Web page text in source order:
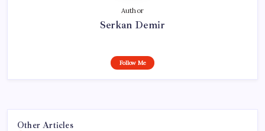
Author
Serkan Demir
Follow Me
Other Articles